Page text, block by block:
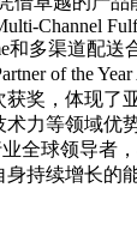
Channel
和多渠道配
of the
奖，体现了
术力等领域优
全球领导者
持续增长的能